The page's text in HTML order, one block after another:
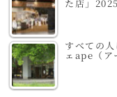
た店」
すべての
ェape（ア